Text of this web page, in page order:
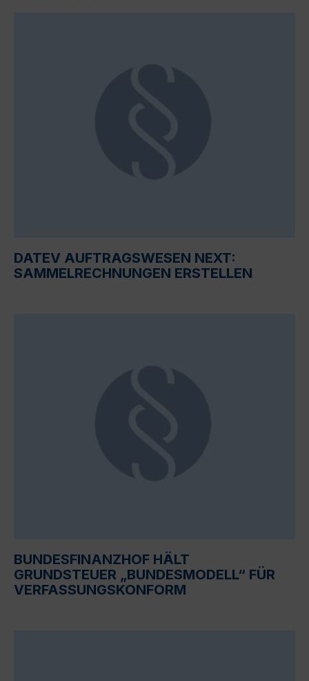
DATEV AUFTRAGSWESEN NEXT:
SAMMELRECHNUNGEN ERSTELLEN
BUNDESFINANZHOF HÄLT
GRUNDSTEUER „BUNDESMODELL“ FÜR
VERFASSUNGSKONFORM